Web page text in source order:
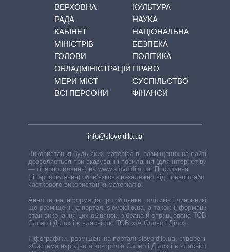
ВЕРХОВНА
РАДА
КАБІНЕТ
МІНІСТРІВ
ГОЛОВИ
ОБЛАДМІНІСТРАЦІЙ
МЕРИ МІСТ
ВСІ ПЕРСОНИ
КУЛЬТУРА
НАУКА
НАЦІОНАЛЬНА
БЕЗПЕКА
ПОЛІТИКА
ПРАВО
СУСПІЛЬСТВО
ФІНАНСИ
info@slovoidilo.ua
Використання будь-яких матеріалів, розміщених на сайті,
дозволяється при вказуванні посилання (для інтернет-видань
— гіперпосилання) на www.slovoidilo.ua. Посилання
(гіперпосилання) обов’язкове незалежно від повного або
часткового використання матеріалів.
Аналітична інформація про обіцянки політиків і чиновників,
що розміщені на порталі slovoidilo.ua, а також інформація про
стан виконання цих обіцянок, зібрана й опрацьована ТОВ «ІА
Слово і Діло» і є власністю ТОВ «ІА Слово і Діло».
Інфографіки, розміщені на порталі slovoidilo.ua, створені ГО
«Система народного контролю Слово і Діло» і є власністю